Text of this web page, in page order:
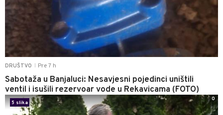
DRUŠTVO Pre 7 h
Sabotaža u Banjaluci: Nesavjesni pojedinci uništili
ventil i isušili rezervoar vode u Rekavicama (FOTO)
5 slika
0